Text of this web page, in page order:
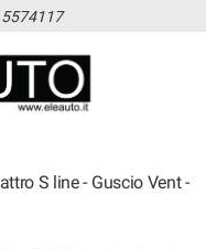
S line - Guscio Vent -